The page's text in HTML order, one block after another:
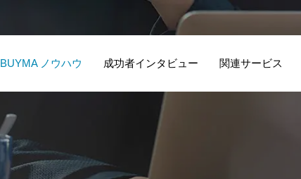
BUYMA ノウハウ 成功者インタビュー 関連サービス